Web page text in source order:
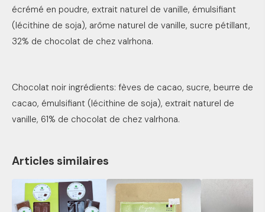
écrémé en poudre, extrait naturel de vanille, émulsifiant
(lécithine de soja), arôme naturel de vanille, sucre pétillant,
32% de chocolat de chez valrhona.
Chocolat noir ingrédients: fèves de cacao, sucre, beurre de
cacao, émulsifiant (lécithine de soja), extrait naturel de
vanille, 61% de chocolat de chez valrhona.
Articles similaires